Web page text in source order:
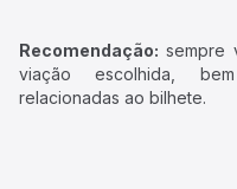
Recomendação: sempre
viação escolhida,
relacionadas ao bilhete.